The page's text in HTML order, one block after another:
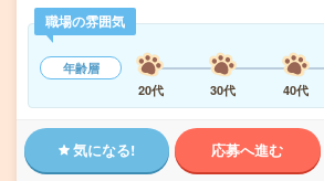
職場の雰囲気
年齢層
20代
30代 40代
気になる! 応募へ進む